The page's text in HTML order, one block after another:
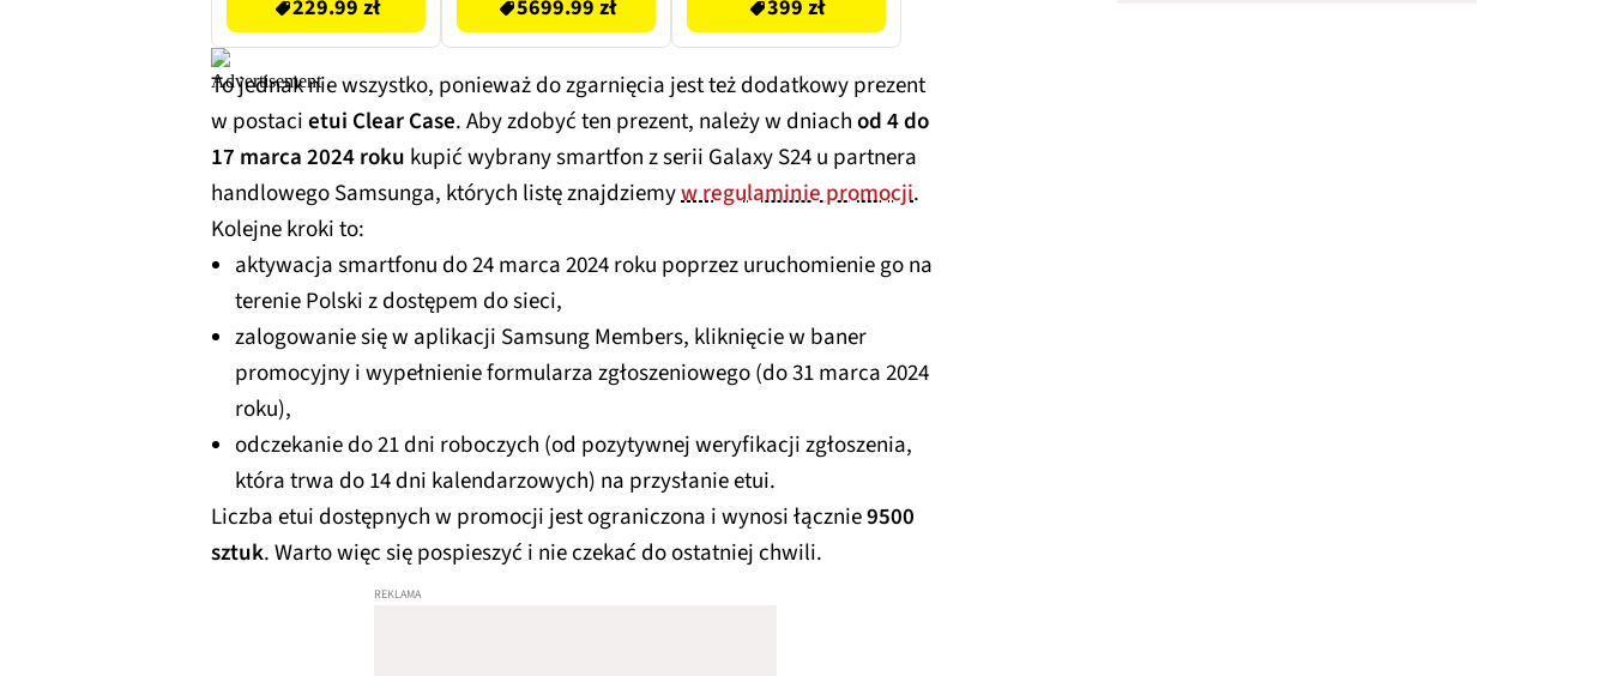
229.99 zł 5699.99 zł 399 zł
To jednak nie wszystko, ponieważ do zgarnięcia jest też dodatkowy prezent
w postacietui Clear Case. Aby zdobyć ten prezent, należy w dniachod 4 do
17 marca 2024 roku kupić wybrany smartfon z serii Galaxy S24 u partnera
handlowego Samsunga, których listę znajdziemyw regulaminie promocji.
Kolejne kroki to:
aktywacja smartfonu do 24 marca 2024 roku poprzez uruchomienie go na
terenie Polski z dostępem do sieci,
zalogowanie się w aplikacji Samsung Members, kliknięcie w baner
promocyjny i wypełnienie formularza zgłoszeniowego (do 31 marca 2024
roku),
odczekanie do 21 dni roboczych (od pozytywnej weryfikacji zgłoszenia,
która trwa do 14 dni kalendarzowych) na przysłanie etui.
Liczba etui dostępnych w promocji jest ograniczona i wynosi łącznie9500
sztuk. Warto więc się pospieszyć i nie czekać do ostatniej chwili.